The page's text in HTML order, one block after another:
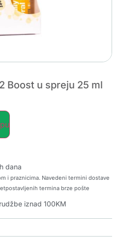
Boost u spreju 25 ml
dana
i praznicima. Navedeni termini dostave
termina brze pošte
iznad 100KM